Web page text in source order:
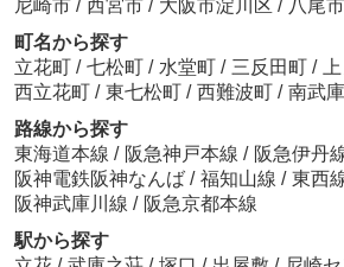
尼崎市 / 西宮市 / 大阪市淀川区 / 八尾市
町名から探す
立花町 / 七松町 / 水堂町 / 三反田町 / 上
西立花町 / 東七松町 / 西難波町 / 南武
路線から探す
東海道本線 / 阪急神戸本線 / 阪急伊丹
阪神電鉄阪神なんば / 福知山線 / 東西
阪神武庫川線 / 阪急京都本線
駅から探す